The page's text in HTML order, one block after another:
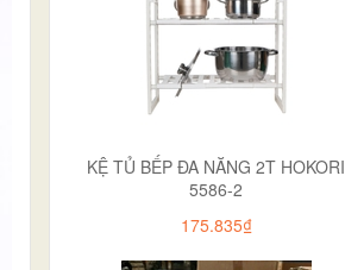
KỆ TỦ BẾP ĐA NĂNG 2T HOKORI
5586-2
175.835₫